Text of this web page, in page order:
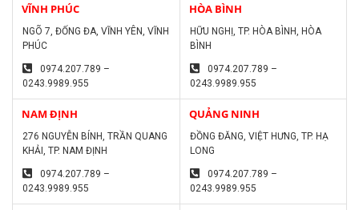
VĨNH PHÚC
NGÕ 7, ĐỐNG ĐA, VĨNH YÊN, VĨNH
PHÚC
0974.207.789 –
0243.9989.955
HÒA BÌNH
HỮU NGHỊ, TP. HÒA BÌNH, HÒA
BÌNH
0974.207.789 –
0243.9989.955
NAM ĐỊNH
276 NGUYỄN BÍNH, TRẦN QUANG
KHẢI, TP. NAM ĐỊNH
0974.207.789 –
0243.9989.955
QUẢNG NINH
ĐỒNG ĐĂNG, VIỆT HƯNG, TP. HẠ
LONG
0974.207.789 –
0243.9989.955